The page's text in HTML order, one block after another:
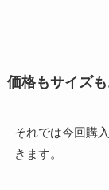
価格もサイズ
それでは今回購
きます。